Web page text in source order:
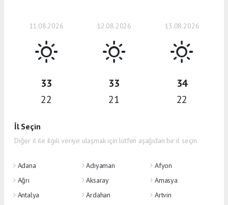
11.08.2026
33
22
12.08.2026
33
21
13.08.2026
34
22
İl Seçin
Diğer il ile ilgili veriye ulaşmak için lütfen aşağıdan bir il seçin
Adana Adıyaman
Afyon
Ağrı
Aksaray
Amasya
Antalya
Ardahan
Artvin